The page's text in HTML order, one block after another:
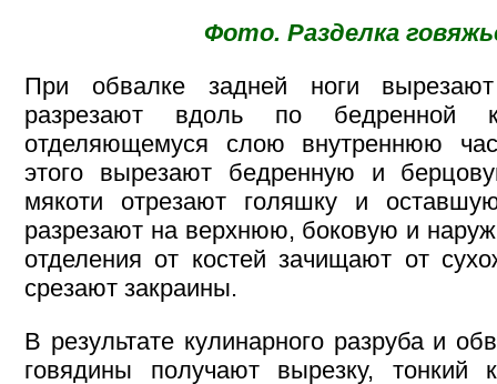
Фото. Разделка
При обвалке задней ноги
разрезают вдоль по бедренной
отделяющемуся слою внутреннюю
этого вырезают бедренную и
мякоти отрезают голяшку и
разрезают на верхнюю, боковую и
отделения от костей зачищают от
срезают закраины.
В результате кулинарного разруба и
говядины получают вырезку, тонкий